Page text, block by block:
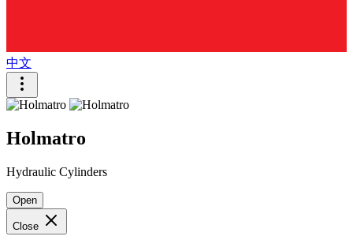
中文
Holmatro
Hydraulic Cylinders
Open
Close